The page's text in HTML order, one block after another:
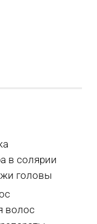
в солярии
головы
волос